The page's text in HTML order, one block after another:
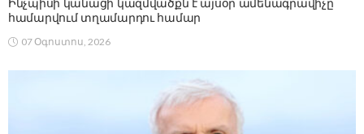
Ինչպիսի կանացի կազմվածքն է այսօր ամենագրավիչը
համարվում տղամարդու համար
07 Օգոստոս, 2026